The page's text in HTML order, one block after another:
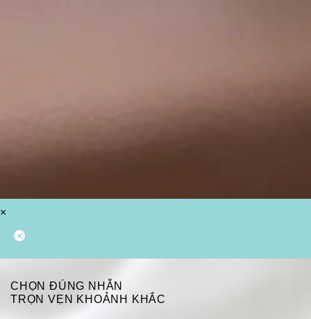
×
CHỌN ĐÚNG NHẪN
TRỌN VẸN KHOẢNH KHẮC